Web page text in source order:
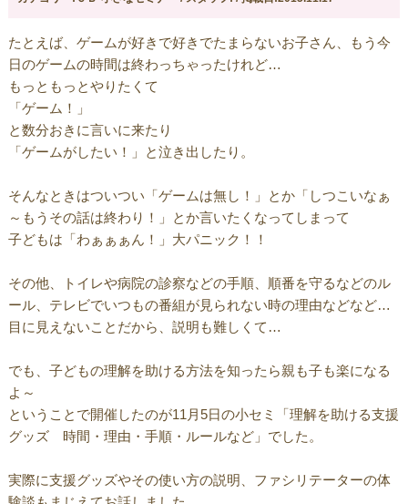
たとえば、ゲームが好きで好きでたまらないお子さん、もう今
日のゲームの時間は終わっちゃったけれど…
もっともっとやりたくて
「ゲーム！」
と数分おきに言いに来たり
「ゲームがしたい！」と泣き出したり。
そんなときはついつい「ゲームは無し！」とか「しつこいなぁ
～もうその話は終わり！」とか言いたくなってしまって
子どもは「わぁぁぁん！」大パニック！！
その他、トイレや病院の診察などの手順、順番を守るなどのル
ール、テレビでいつもの番組が見られない時の理由などなど…
目に見えないことだから、説明も難しくて…
でも、子どもの理解を助ける方法を知ったら親も子も楽になる
よ～
ということで開催したのが11月5日の小セミ「理解を助ける支援
グッズ 時間・理由・手順・ルールなど」でした。
実際に支援グッズやその使い方の説明、ファシリテーターの体